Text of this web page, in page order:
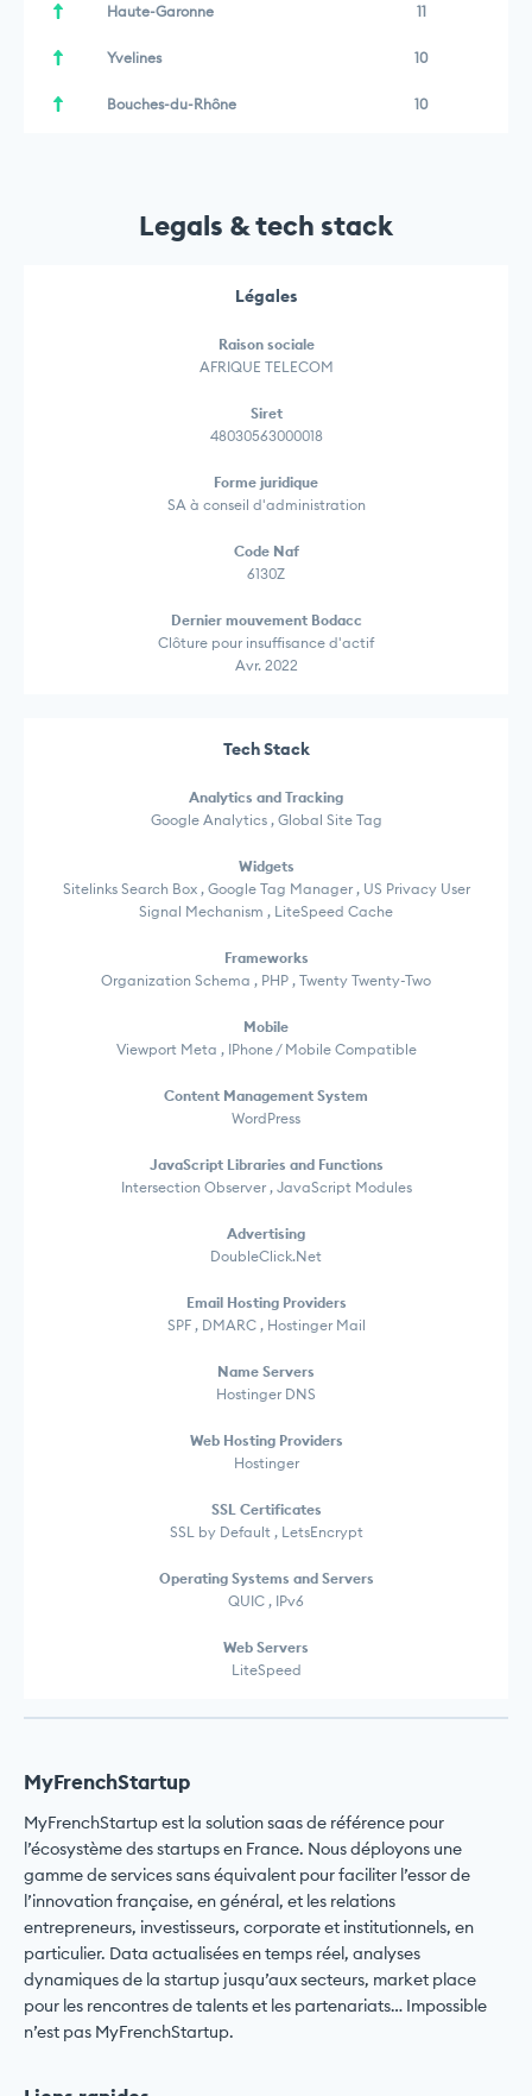
Haute-Garonne 11
Yvelines 10
Bouches-du-Rhône 10
Legals & tech stack
Légales
Raison sociale
AFRIQUE TELECOM
Siret
48030563000018
Forme juridique
SA à conseil d'administration
Code Naf
6130Z
Dernier mouvement Bodacc
Clôture pour insuffisance d'actif
Avr. 2022
Tech Stack
Analytics and Tracking
Google Analytics , Global Site Tag
Widgets
Sitelinks Search Box , Google Tag Manager , US Privacy User
Signal Mechanism , LiteSpeed Cache
Frameworks
Organization Schema , PHP , Twenty Twenty-Two
Mobile
Viewport Meta , IPhone / Mobile Compatible
Content Management System
WordPress
JavaScript Libraries and Functions
Intersection Observer , JavaScript Modules
Advertising
DoubleClick.Net
Email Hosting Providers
SPF , DMARC , Hostinger Mail
Name Servers
Hostinger DNS
Web Hosting Providers
Hostinger
SSL Certificates
SSL by Default , LetsEncrypt
Operating Systems and Servers
QUIC , IPv6
Web Servers
LiteSpeed
MyFrenchStartup
MyFrenchStartup est la solution saas de référence pour
l’écosystème des startups en France. Nous déployons une
gamme de services sans équivalent pour faciliter l’essor de
l’innovation française, en général, et les relations
entrepreneurs, investisseurs, corporate et institutionnels, en
particulier. Data actualisées en temps réel, analyses
dynamiques de la startup jusqu’aux secteurs, market place
pour les rencontres de talents et les partenariats… Impossible
n’est pas MyFrenchStartup.